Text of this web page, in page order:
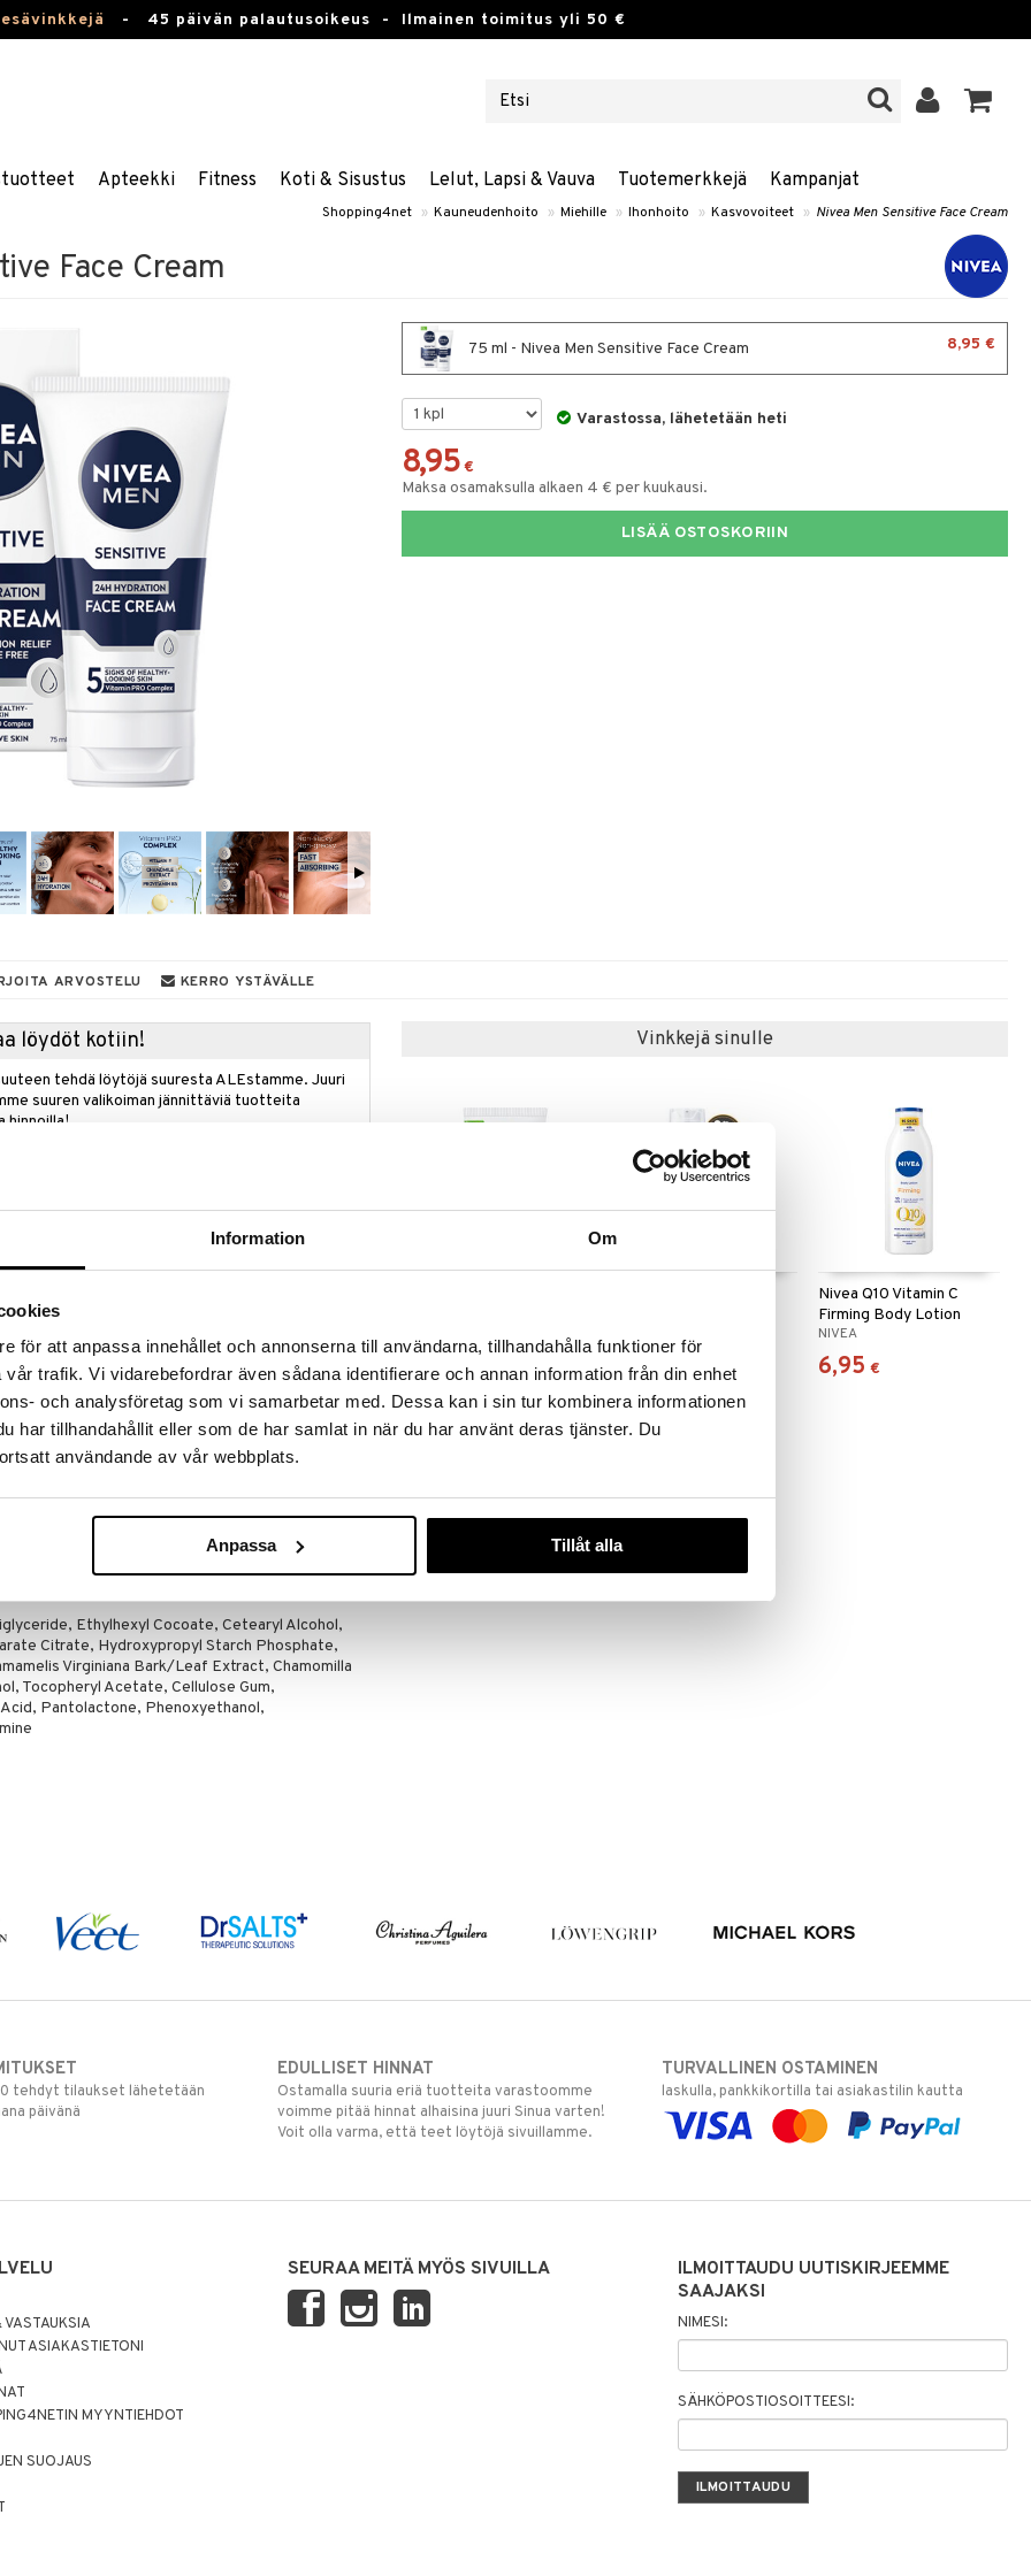
Information Om
för att anpassa innehållet och annonserna till användarna, tillhandahålla funktioner för
trafik. Vi vidarebefordrar även sådana identifierare och annan information från din enhet
och analysföretag som vi samarbetar med. Dessa kan i sin tur kombinera informationen
har tillhandahållit eller som de har samlat in när du har använt deras tjänster. Du
användande av vår webbplats.
Anpassa Tillåt alla
- 45 päivän palautusoikeus - Ilmainen toimitus yli 50 €
Apteekki Fitness Koti & Sisustus Lelut, Lapsi & Vauva Tuotemerkkejä Kampanjat
Shopping4net » Kauneudenhoito » Miehille » Ihonhoito » Kasvovoiteet » Nivea Men Sensitive Face Cream
Face Cream
75 ml - Nivea Men Sensitive Face Cream 8,95 €
Varastossa, lähetetään heti
8,95 €
Maksa osamaksulla alkaen 4 € per kuukausi.
LISÄÄ OSTOSKORIIN
ARVOSTELU KERRO YSTÄVÄLLE
löydöt kotiin!
tehdä löytöjä suuresta ALEstamme. Juuri
suuren valikoiman jännittäviä tuotteita
hinnoilla!
kasvovoide, joka tarjoaa 24 tunnin kosteutuksen,
kosteutta herkälle iholle.
merkkiä: polttava tunne, punoitus, kuivuus,
sisältää kamomillaa ja rauhoittaa ihoa
ajan.
Ethylhexyl Cocoate, Cetearyl Alcohol,
Citrate, Hydroxypropyl Starch Phosphate,
Virginiana Bark/Leaf Extract, Chamomilla
Tocopheryl Acetate, Cellulose Gum,
Pantolactone, Phenoxyethanol,
Vinkkejä sinulle
5,95 € 4,95 €
Nivea Q10 Vitamin C
Firming Body Lotion
NIVEA
6,95 €
tehdyt tilaukset lähetetään
päivänä
EDULLISET HINNAT
Ostamalla suuria eriä tuotteita varastoomme
voimme pitää hinnat alhaisina juuri Sinua varten!
Voit olla varma, että teet löytöjä sivuillamme.
TURVALLINEN OSTAMINEN
laskulla, pankkikortilla tai asiakastilin kautta
ASIAKASTIETONI
MYYNTIEHDOT
SUOJAUS
SEURAA MEITÄ MYÖS SIVUILLA
ILMOITTAUDU UUTISKIRJEEMME
SAAJAKSI
NIMESI:
SÄHKÖPOSTIOSOITTEESI: